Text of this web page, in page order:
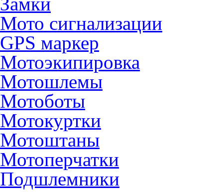
Мото сигнализации
GPS маркер
Мотоэкипировка
Мотошлемы
Мотоботы
Мотокуртки
Мотоштаны
Мотоперчатки
Подшлемники